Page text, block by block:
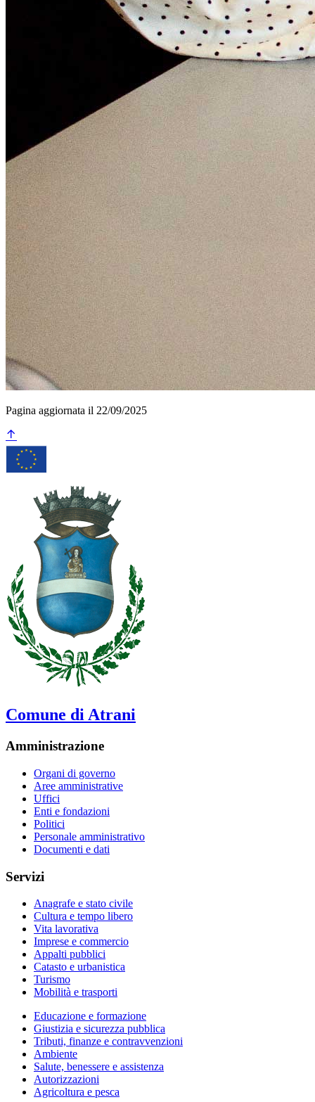
Pagina aggiornata il 22/09/2025
Comune di Atrani
Amministrazione
Organi di governo
Aree amministrative
Uffici
Enti e fondazioni
Politici
Personale amministrativo
Documenti e dati
Servizi
Anagrafe e stato civile
Cultura e tempo libero
Vita lavorativa
Imprese e commercio
Appalti pubblici
Catasto e urbanistica
Turismo
Mobilità e trasporti
Educazione e formazione
Giustizia e sicurezza pubblica
Tributi, finanze e contravvenzioni
Ambiente
Salute, benessere e assistenza
Autorizzazioni
Agricoltura e pesca